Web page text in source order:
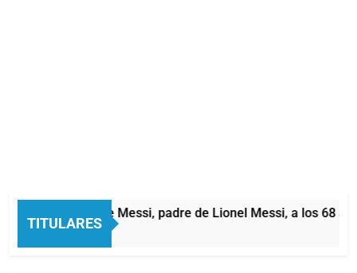
TITULARES
Murió Jorge Messi, padre de Lionel Messi, a los 68
1 Hora Atrás